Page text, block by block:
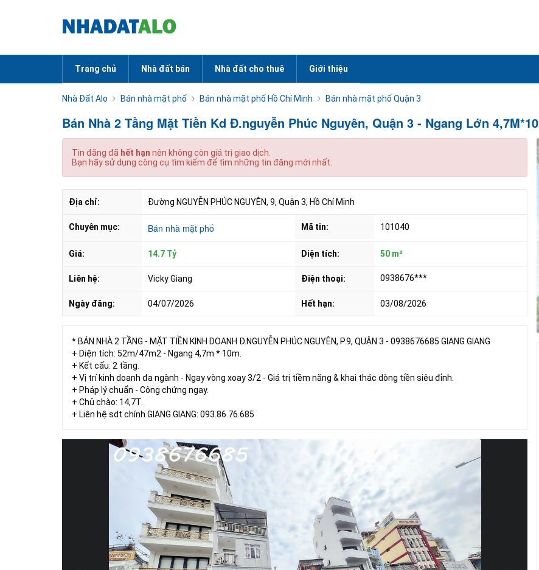
Trang chủ Nhà đất bán Nhà đất cho thuê Giới thiệu
Nhà Đất Alo Bán nhà mặt phố Bán nhà mặt phố Hồ Chí Minh Bán nhà mặt phố Quận 3
Bán Nhà 2 Tầng Mặt Tiền Kd Đ.nguyễn Phúc Nguyên, Quận 3 - Ngang Lớn
Tin đăng đã hết hạn nên không còn giá trị giao dịch.
Bạn hãy sử dụng công cụ tìm kiếm để tìm những tin đăng mới nhất.
Địa chỉ: Đường NGUYỄN PHÚC NGUYÊN, 9, Quận 3, Hồ Chí Minh
Chuyên mục: Bán nhà mặt phố Mã tin: 101040
Giá: 14.7 Tỷ Diện tích: 50 m²
Liên hệ: Vicky Giang Điện thoại: 0938676***
Ngày đăng: 04/07/2026 Hết hạn: 03/08/2026
* BÁN NHÀ 2 TẦNG - MẶT TIỀN KINH DOANH Đ.NGUYỄN PHÚC NGUYÊN, P.9, QUẬN 3 - 0938676685 GIANG GIANG
+ Diện tích: 52m/47m2 - Ngang 4,7m * 10m.
+ Kết cấu: 2 tầng.
+ Vị trí kinh doanh đa ngành - Ngay vòng xoay 3/2 - Giá trị tiềm năng & khai thác dòng tiền siêu đỉnh.
+ Pháp lý chuẩn - Công chứng ngay.
+ Chủ chào: 14,7T.
+ Liên hệ sdt chính GIANG GIANG: 093.86.76.685